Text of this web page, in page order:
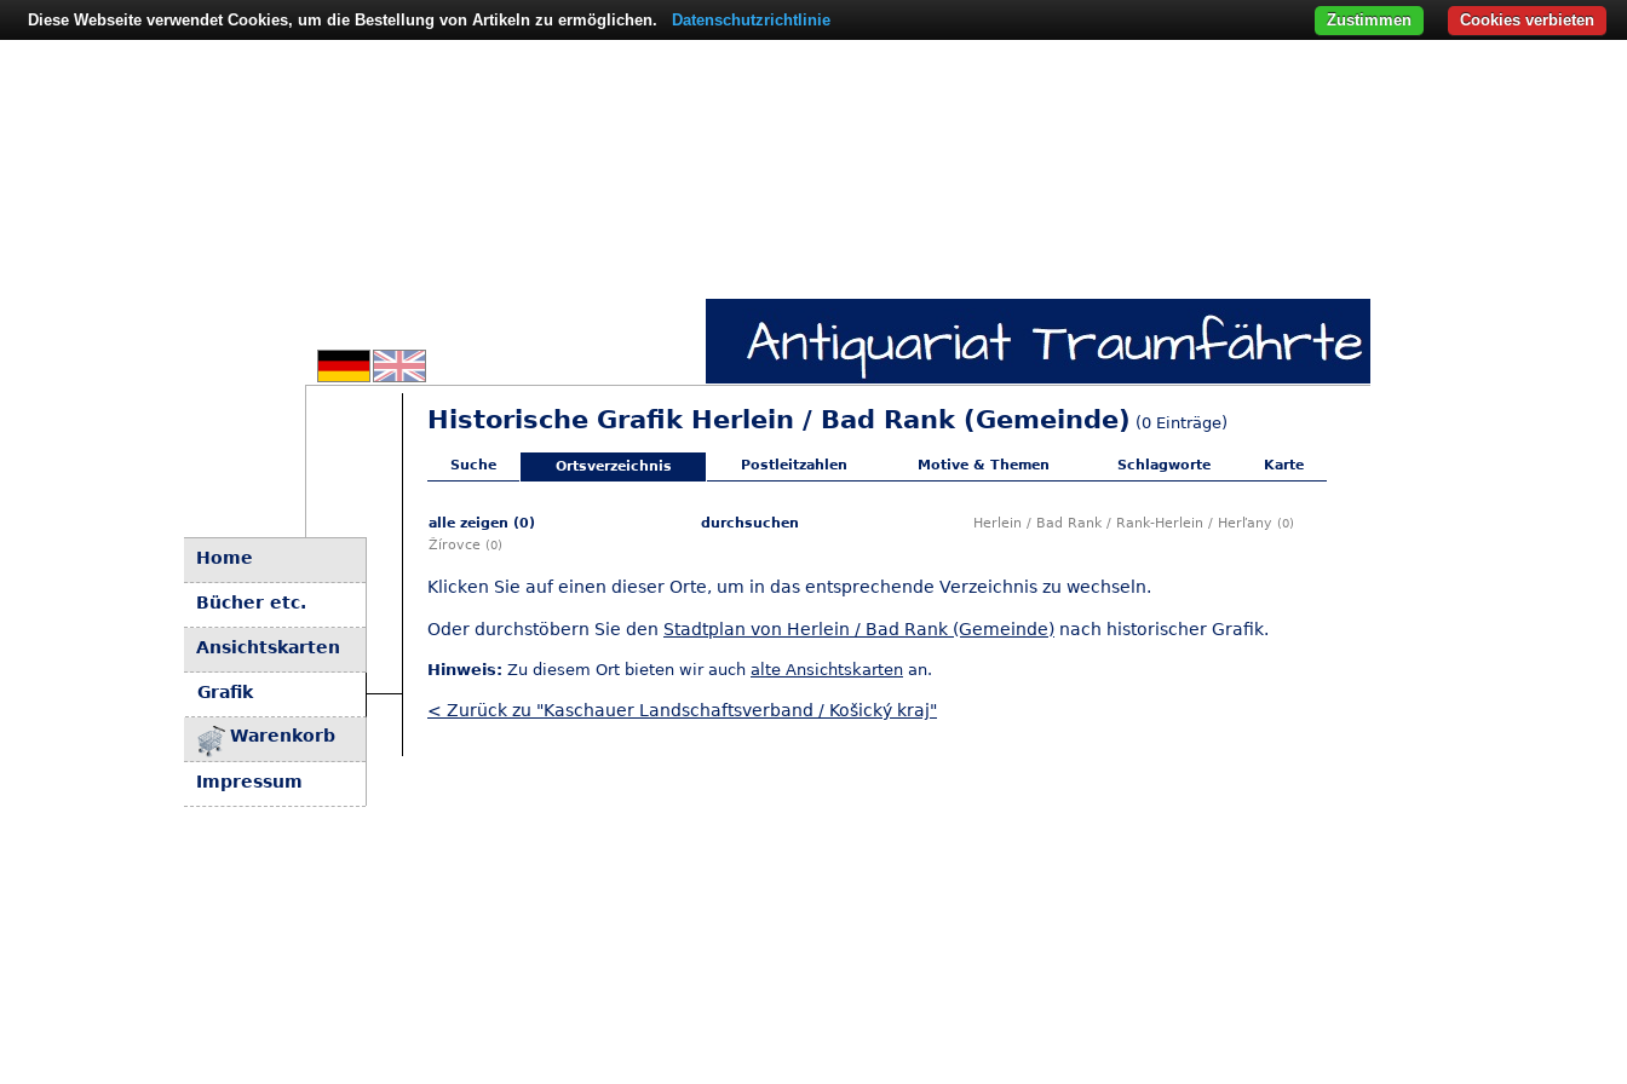
Home
Bücher etc.
Ansichtskarten
Grafik
Warenkorb
Impressum
Historische Grafik Herlein / Bad Rank (Gemeinde) (0 Einträge)
Suche Ortsverzeichnis Postleitzahlen Motive & Themen Schlagworte Karte
alle zeigen (0) durchsuchen Herlein / Bad Rank / Rank-Herlein / Herľany (0)
Žírovce (0)
Klicken Sie auf einen dieser Orte, um in das entsprechende Verzeichnis zu wechseln.
Oder durchstöbern Sie den Stadtplan von Herlein / Bad Rank (Gemeinde) nach historischer Grafik.
Hinweis: Zu diesem Ort bieten wir auch alte Ansichtskarten an.
< Zurück zu "Kaschauer Landschaftsverband / Košický kraj"
Diese Webseite verwendet Cookies, um die Bestellung von Artikeln zu ermöglichen. Datenschutzrichtlinie Cookies verbieten
Zustimmen